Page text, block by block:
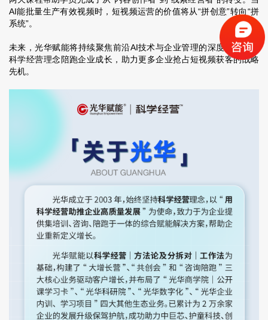
AI能批量生产有效视频时，短视频运营的价值将从“拼创意”转向“拼
系统”。
未来，光华赋能将持续聚焦前沿AI技术与企业管理的深度融合，以
科学经营理念陪跑企业成长， 助力更多企业抢占短视频获客的战略
先机。